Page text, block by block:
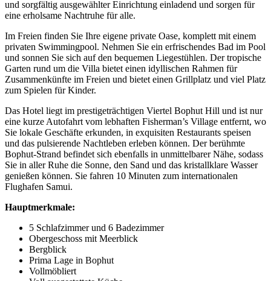
und sorgfältig ausgewählter Einrichtung einladend und sorgen für
eine erholsame Nachtruhe für alle.
Im Freien finden Sie Ihre eigene private Oase, komplett mit einem
privaten Swimmingpool. Nehmen Sie ein erfrischendes Bad im Pool
und sonnen Sie sich auf den bequemen Liegestühlen. Der tropische
Garten rund um die Villa bietet einen idyllischen Rahmen für
Zusammenkünfte im Freien und bietet einen Grillplatz und viel Platz
zum Spielen für Kinder.
Das Hotel liegt im prestigeträchtigen Viertel Bophut Hill und ist nur
eine kurze Autofahrt vom lebhaften Fisherman’s Village entfernt, wo
Sie lokale Geschäfte erkunden, in exquisiten Restaurants speisen
und das pulsierende Nachtleben erleben können. Der berühmte
Bophut-Strand befindet sich ebenfalls in unmittelbarer Nähe, sodass
Sie in aller Ruhe die Sonne, den Sand und das kristallklare Wasser
genießen können. Sie fahren 10 Minuten zum internationalen
Flughafen Samui.
Hauptmerkmale:
5 Schlafzimmer und 6 Badezimmer
Obergeschoss mit Meerblick
Bergblick
Prima Lage in Bophut
Vollmöbliert